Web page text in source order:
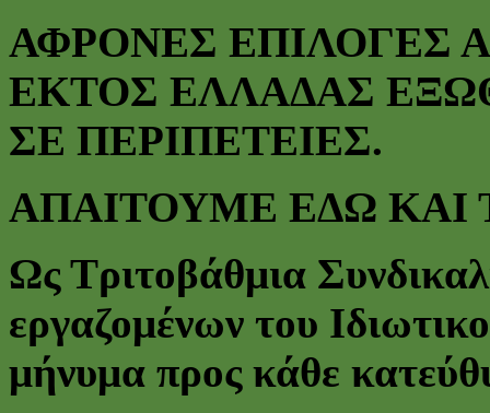
ΑΦΡΟΝΕΣ ΕΠΙΛΟΓΕΣ
ΕΚΤΟΣ ΕΛΛΑΔΑΣ
ΣΕ ΠΕΡΙΠΕΤΕΙΕΣ.
ΑΠΑΙΤΟΥΜΕ ΕΔΩ ΚΑΙ
Ως Τριτοβάθμια
εργαζομένων του
μήνυμα προς κάθε